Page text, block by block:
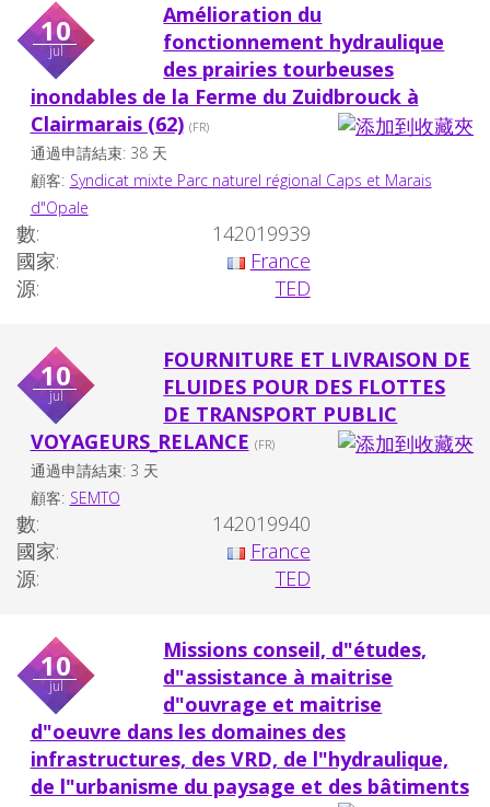
10
jul
Amélioration du
fonctionnement hydraulique
des prairies tourbeuses
inondables de la Ferme du Zuidbrouck à
Clairmarais (62) (FR)
通過申請結束: 38 天
顧客: Syndicat mixte Parc naturel régional Caps et Marais
d"Opale
數:
142019939
國家:
France
源:
TED
10
jul
FOURNITURE ET LIVRAISON DE
FLUIDES POUR DES FLOTTES
DE TRANSPORT PUBLIC
VOYAGEURS_RELANCE (FR)
通過申請結束: 3 天
顧客: SEMTO
數:
142019940
國家:
France
源:
TED
10
jul
Missions conseil, d"études,
d"assistance à maitrise
d"ouvrage et maitrise
d"oeuvre dans les domaines des
infrastructures, des VRD, de l"hydraulique,
de l"urbanisme du paysage et des bâtiments